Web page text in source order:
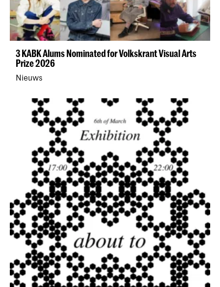
3 KABK Alums Nominated for Volkskrant Visual Arts
Prize 2026
Nieuws